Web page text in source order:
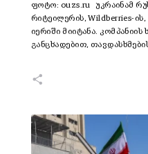
ფოტო: ouzs.ru უკრაინამ
რიტეილერის, Wildberries-
იერიში მიიტანა. კომპანიის
განცხადებით,